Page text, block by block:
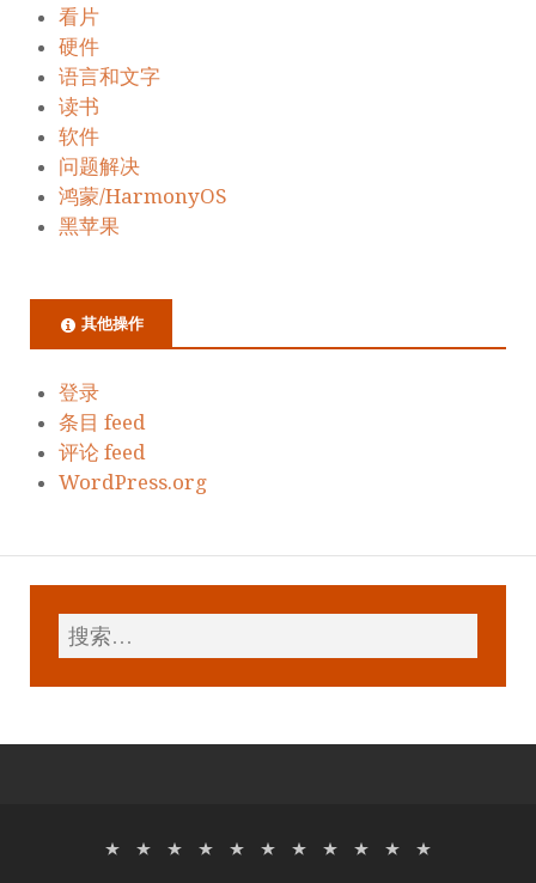
看片
硬件
语言和文字
读书
软件
问题解决
鸿蒙/HarmonyOS
黑苹果
其他操作
登录
条目 feed
评论 feed
WordPress.org